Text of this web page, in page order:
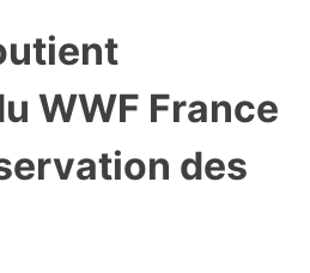
WWF France
des